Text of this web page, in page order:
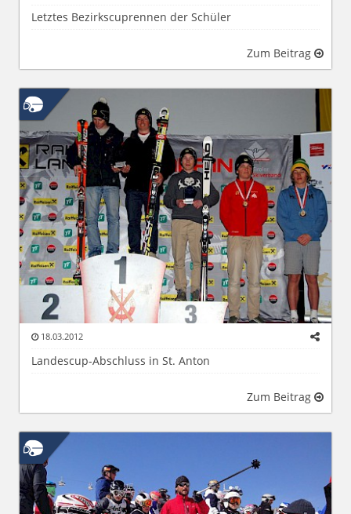
Letztes Bezirkscuprennen der Schüler
Zum Beitrag
18.03.2012
Landescup-Abschluss in St. Anton
Zum Beitrag